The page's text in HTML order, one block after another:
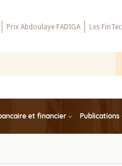
Prix Abdoulaye FADIGA Les
et financier Publications